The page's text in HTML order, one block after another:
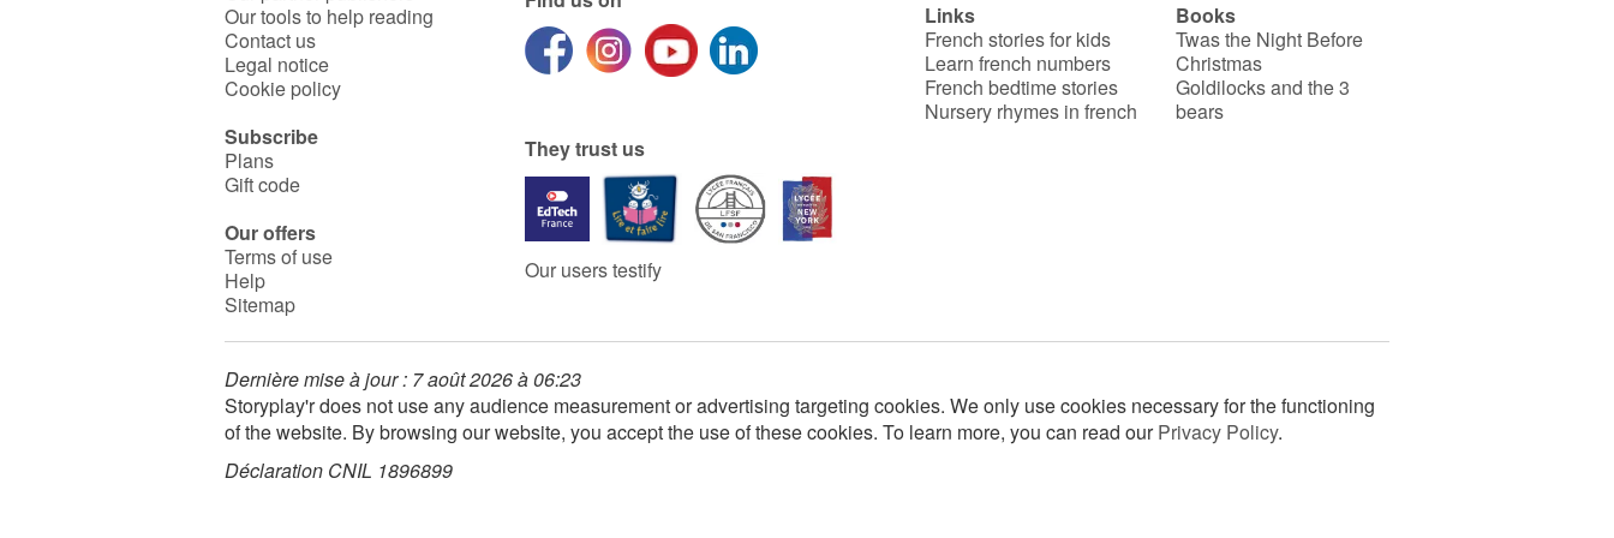
de l’eau !
Our tools to help reading
Contact us
Legal notice
Cookie policy
Subscribe
Plans
Gift code
Our offers
Terms of use
Help
Sitemap
They trust us
Our users testify
Links
French stories for kids
Learn french numbers
French bedtime stories
Nursery rhymes in french
Books
Twas the Night Before
Christmas
Goldilocks and the 3
bears
Dernière mise à jour : 7 août 2026 à 06:23
Storyplay'r does not use any audience measurement or advertising targeting cookies. We only use cookies necessary for the functioning
of the website. By browsing our website, you accept the use of these cookies. To learn more, you can read ourPrivacy Policy.
Déclaration CNIL 1896899